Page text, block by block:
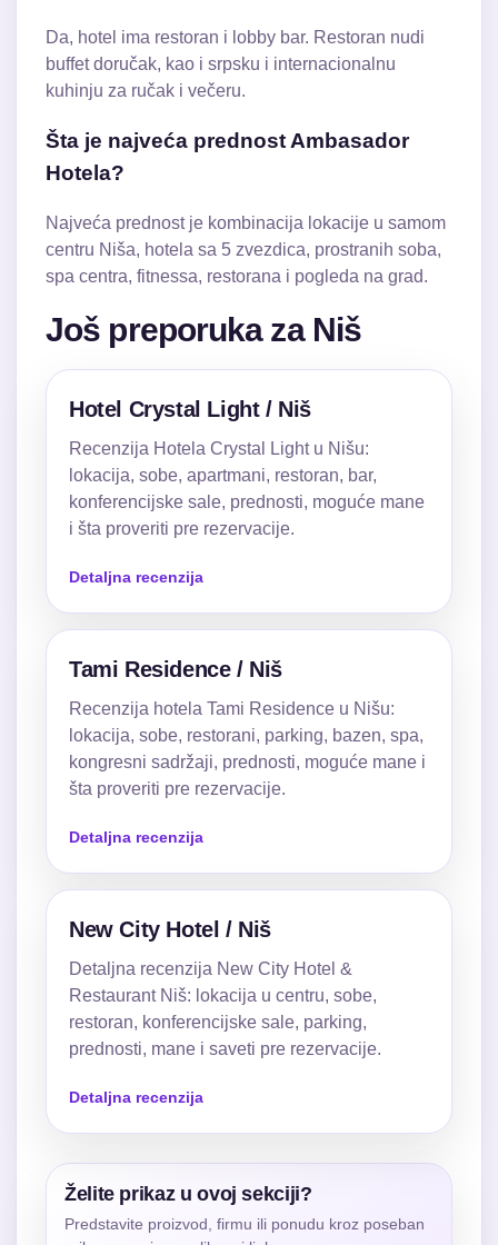
Da, hotel ima restoran i lobby bar. Restoran nudi
buffet doručak, kao i srpsku i internacionalnu
kuhinju za ručak i večeru.
Šta je najveća prednost Ambasador
Hotela?
Najveća prednost je kombinacija lokacije u samom
centru Niša, hotela sa 5 zvezdica, prostranih soba,
spa centra, fitnessa, restorana i pogleda na grad.
Još preporuka za Niš
Hotel Crystal Light / Niš
Recenzija Hotela Crystal Light u Nišu:
lokacija, sobe, apartmani, restoran, bar,
konferencijske sale, prednosti, moguće mane
i šta proveriti pre rezervacije.
Detaljna recenzija
Tami Residence / Niš
Recenzija hotela Tami Residence u Nišu:
lokacija, sobe, restorani, parking, bazen, spa,
kongresni sadržaji, prednosti, moguće mane i
šta proveriti pre rezervacije.
Detaljna recenzija
New City Hotel / Niš
Detaljna recenzija New City Hotel &
Restaurant Niš: lokacija u centru, sobe,
restoran, konferencijske sale, parking,
prednosti, mane i saveti pre rezervacije.
Detaljna recenzija
Želite prikaz u ovoj sekciji?
Predstavite proizvod, firmu ili ponudu kroz poseban